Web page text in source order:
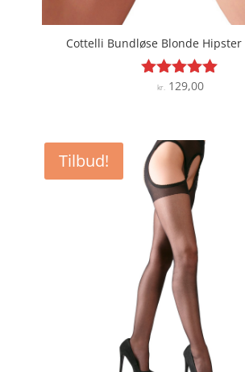
Cottelli Bundløse Blonde Hipster
Vurderet
kr.129,00
Tilbud!